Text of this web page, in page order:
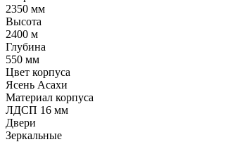
2350 мм
Высота
2400 м
Глубина
550 мм
Цвет корпуса
Ясень Асахи
Материал корпуса
ЛДСП 16 мм
Двери
Зеркальные